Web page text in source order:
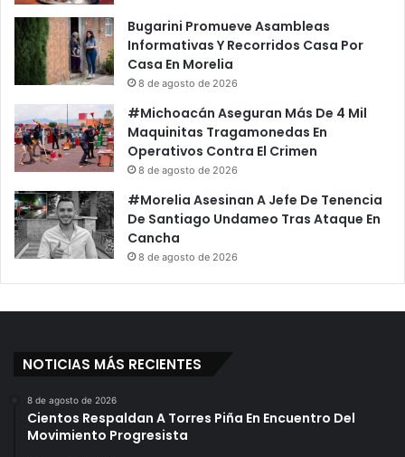
Bugarini Promueve Asambleas
Informativas Y Recorridos Casa Por
Casa En Morelia
8 de agosto de 2026
#Michoacán Aseguran Más De 4 Mil
Maquinitas Tragamonedas En
Operativos Contra El Crimen
8 de agosto de 2026
#Morelia Asesinan A Jefe De Tenencia
De Santiago Undameo Tras Ataque En
Cancha
8 de agosto de 2026
NOTICIAS MÁS RECIENTES
8 de agosto de 2026
Cientos Respaldan A Torres Piña En Encuentro Del
Movimiento Progresista